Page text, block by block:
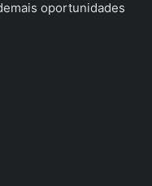
oportunidades